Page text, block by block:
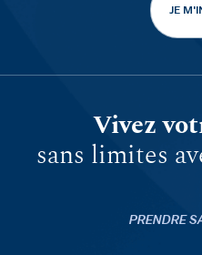
JE
Vivez
sans limites
PRENDRE